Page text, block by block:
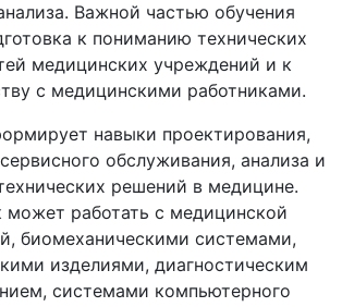
Важной частью обучения
к пониманию технических
медицинских учреждений и к
с медицинскими работниками.
навыки проектирования,
обслуживания, анализа и
решений в медицине.
может работать с медицинской
биомеханическими системами,
изделиями, диагностическим
системами компьютерного